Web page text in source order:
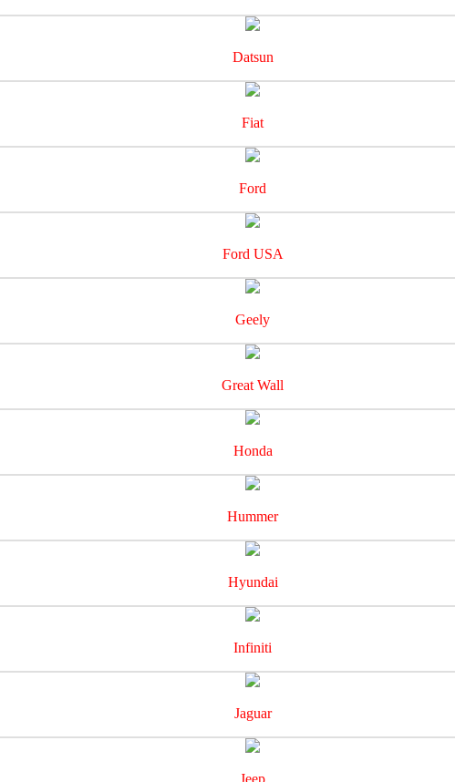
Datsun
Fiat
Ford
Ford USA
Geely
Great Wall
Honda
Hummer
Hyundai
Infiniti
Jaguar
Jeep